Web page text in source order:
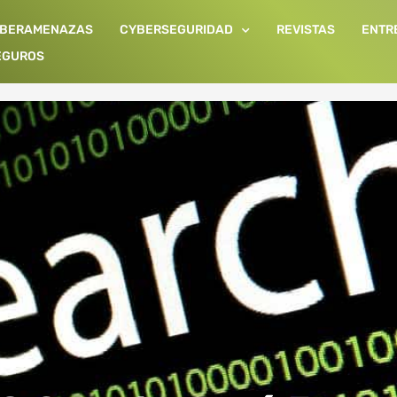
CYBERSEGURIDAD REVISTAS